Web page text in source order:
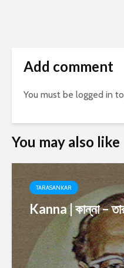
Add comment
You must be logged in
You may also like
TARASANKAR
Kanna | কান্না –